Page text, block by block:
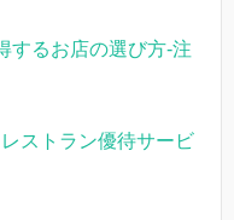
するお店の選び方-注
ストラン優待サービ